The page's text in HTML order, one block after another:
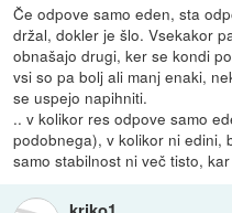
Če odpove samo eden, sta
držal, dokler je šlo. Vsekakor
obnašajo drugi, ker se kondi
vsi so pa bolj ali manj enaki,
se uspejo napihniti.
.. v kolikor res odpove samo
podobnega), v kolikor ni edini,
samo stabilnost ni več tisto,